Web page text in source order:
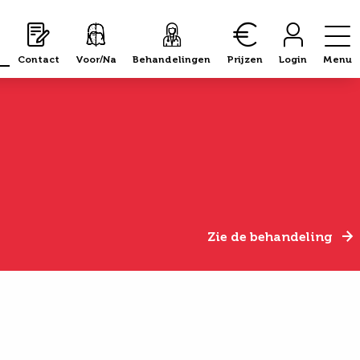
Contact Voor/Na Behandelingen Prijzen Login Menu
Zie de behandeling